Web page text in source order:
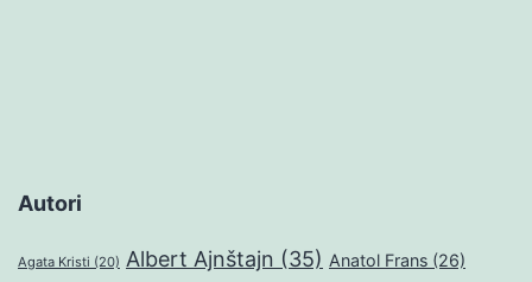
Autori
Agata Kristi (20) Albert Ajnštajn (35) Anatol Frans (26)